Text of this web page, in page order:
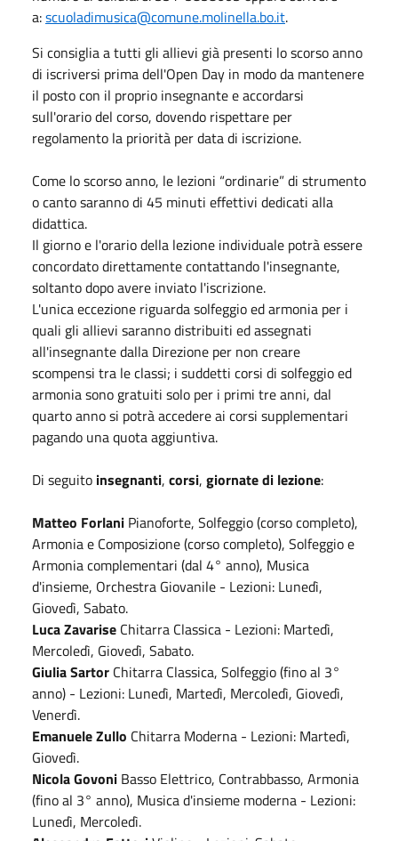
a:scuoladimusica@comune.molinella.bo.it.
Si consiglia a tutti gli allievi già presenti lo scorso anno
di iscriversi prima dell'Open Day in modo da mantenere
il posto con il proprio insegnante e accordarsi
sull'orario del corso, dovendo rispettare per
regolamento la priorità per data di iscrizione.
Come lo scorso anno, le lezioni “ordinarie” di strumento
o canto saranno di 45 minuti effettivi dedicati alla
didattica.
Il giorno e l'orario della lezione individuale potrà essere
concordato direttamente contattando l'insegnante,
soltanto dopo avere inviato l'iscrizione.
L'unica eccezione riguarda solfeggio ed armonia per i
quali gli allievi saranno distribuiti ed assegnati
all'insegnante dalla Direzione per non creare
scompensi tra le classi; i suddetti corsi di solfeggio ed
armonia sono gratuiti solo per i primi tre anni, dal
quarto anno si potrà accedere ai corsi supplementari
pagando una quota aggiuntiva.
Di seguito insegnanti, corsi, giornate di lezione:
Matteo Forlani Pianoforte, Solfeggio (corso completo),
Armonia e Composizione (corso completo), Solfeggio e
Armonia complementari (dal 4° anno), Musica
d'insieme, Orchestra Giovanile - Lezioni: Lunedì,
Giovedì, Sabato.
Luca Zavarise Chitarra Classica - Lezioni: Martedì,
Mercoledì, Giovedì, Sabato.
Giulia Sartor Chitarra Classica, Solfeggio (fino al 3°
anno) - Lezioni: Lunedì, Martedì, Mercoledì, Giovedì,
Venerdì.
Emanuele Zullo Chitarra Moderna - Lezioni: Martedì,
Giovedì.
Nicola Govoni Basso Elettrico, Contrabbasso, Armonia
(fino al 3° anno), Musica d'insieme moderna - Lezioni:
Lunedì, Mercoledì.